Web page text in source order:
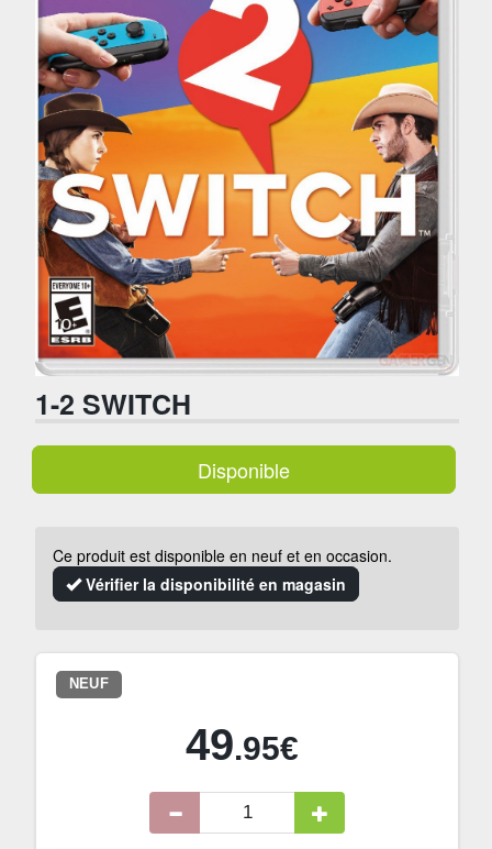
1-2 SWITCH
Disponible
Ce produit est disponible en neuf et en occasion.
Vérifier la disponibilité en magasin
NEUF
49.95€